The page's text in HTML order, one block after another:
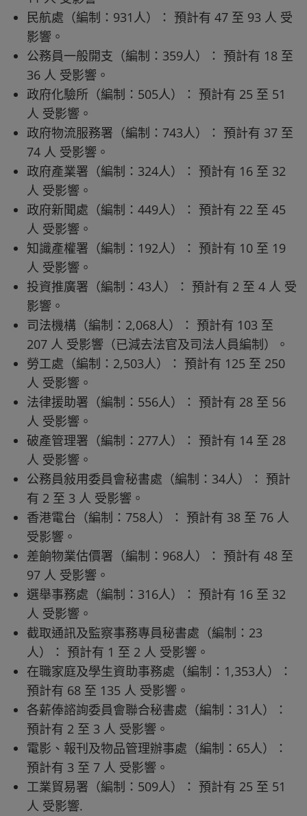
民航處（編制：931人）： 預計有 47 至 93 人 受
影響。
公務員一般開支（編制：359人）： 預計有 18 至
36 人 受影響。
政府化驗所（編制：505人）： 預計有 25 至 51
人 受影響。
政府物流服務署（編制：743人）： 預計有 37 至
74 人 受影響。
政府產業署（編制：324人）： 預計有 16 至 32
人 受影響。
政府新聞處（編制：449人）： 預計有 22 至 45
人 受影響。
知識產權署（編制：192人）： 預計有 10 至 19
人 受影響。
投資推廣署（編制：43人）： 預計有 2 至 4 人 受
影響。
司法機構（編制：2,068人）： 預計有 103 至
207 人 受影響（已減去法官及司法人員編制）。
勞工處（編制：2,503人）： 預計有 125 至 250
人 受影響。
法律援助署（編制：556人）： 預計有 28 至 56
人 受影響。
破產管理署（編制：277人）： 預計有 14 至 28
人 受影響。
公務員敍用委員會秘書處（編制：34人）： 預計
有 2 至 3 人 受影響。
香港電台（編制：758人）： 預計有 38 至 76 人
受影響。
差餉物業估價署（編制：968人）： 預計有 48 至
97 人 受影響。
選舉事務處（編制：316人）： 預計有 16 至 32
人 受影響。
截取通訊及監察事務專員秘書處（編制：23
人）： 預計有 1 至 2 人 受影響。
在職家庭及學生資助事務處（編制：1,353人）：
預計有 68 至 135 人 受影響。
各薪俸諮詢委員會聯合秘書處（編制：31人）：
預計有 2 至 3 人 受影響。
電影、報刊及物品管理辦事處（編制：65人）：
預計有 3 至 7 人 受影響。
工業貿易署（編制：509人）： 預計有 25 至 51
人 受影響.